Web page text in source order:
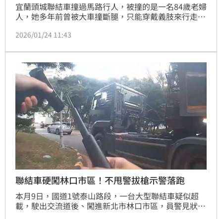
宜蘭頭城聯結車撞過馬路行人，被撞的是一名84歲老婦
人，她多年前曾被大車撞斷腿，只能穿戴義肢來行走，
事逃逸，還違規超載。
2026/01/24 11:43
聯結車硬闖林口市區！不甩警拔槍示警落跑
本月9日，國道1號泰山路段，一台大型聯結車疑似超
載，駛出交流道後、闖進新北市林口市區，員警見狀急